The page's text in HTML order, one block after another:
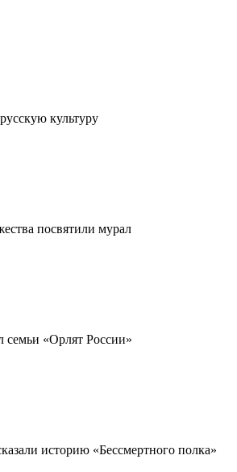
культуру
посвятили мурал
семьи «Орлят России»
историю «Бессмертного полка»